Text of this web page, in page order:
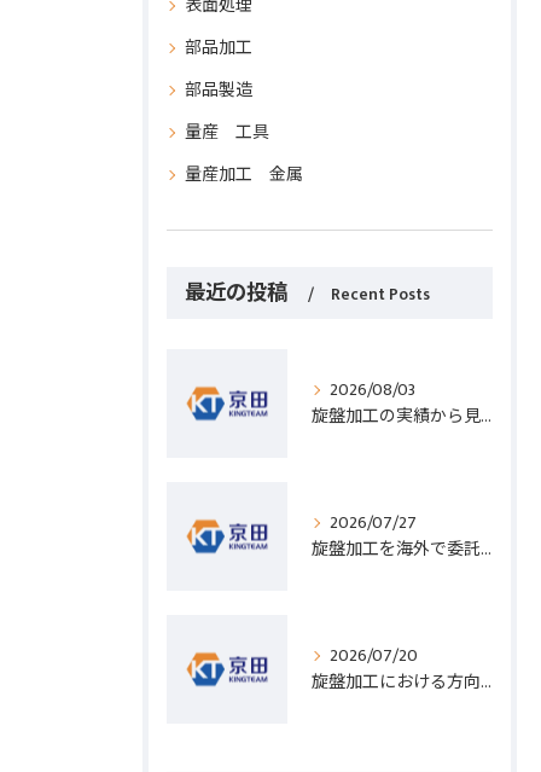
部品加工
部品製造
量産 工具
量産加工 金属
最近の投稿 Recent Posts
2026/08/03
旋盤加工の実績から見る発注先選びと人材事情のポイントを詳しく解説
2026/07/27
旋盤加工を海外で委託する際のコスト削減と高精度実現のポイント
2026/07/20
旋盤加工における方向設定の基礎と実践的な加工手順のポイント